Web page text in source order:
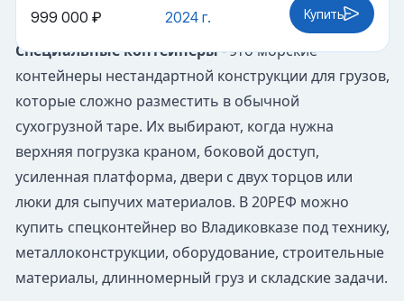
2024 г.
999 000 ₽ Купить
Специальные контейнеры- это морские
контейнеры нестандартной конструкции для грузов,
которые сложно разместить в обычной
сухогрузной таре. Их выбирают, когда нужна
верхняя погрузка краном, боковой доступ,
усиленная платформа, двери с двух торцов или
люки для сыпучих материалов. В 20РЕФ можно
купить спецконтейнер во Владиковказе под технику,
металлоконструкции, оборудование, строительные
материалы, длинномерный груз и складские задачи.